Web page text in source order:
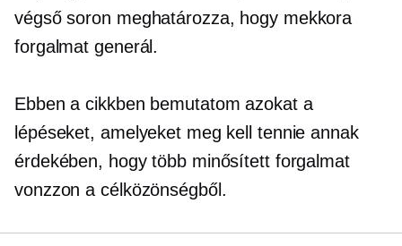
végső soron meghatározza, hogy mekkora
forgalmat generál.
Ebben a cikkben bemutatom azokat a
lépéseket, amelyeket meg kell tennie annak
érdekében, hogy több minősített forgalmat
vonzzon a célközönségből.